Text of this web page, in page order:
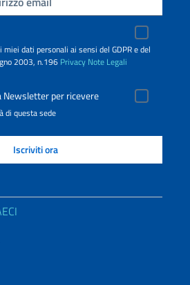
dati personali ai sensi del GDPR e del
2003, n.196 Privacy Note Legali
Newsletter per ricevere
di questa sede